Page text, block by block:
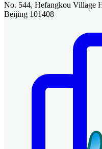
No. 544, Hefangkou Village
Beijing 101408